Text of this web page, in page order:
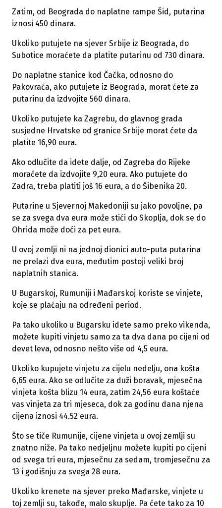
Zatim, od Beograda do naplatne rampe Šid, putarina
iznosi 450 dinara.
Ukoliko putujete na sjever Srbije iz Beograda, do
Subotice moraćete da platite putarinu od 730 dinara.
Do naplatne stanice kod Čačka, odnosno do
Pakovraća, ako putujete iz Beograda, morat ćete za
putarinu da izdvojite 560 dinara.
Ukoliko putujete ka Zagrebu, do glavnog grada
susjedne Hrvatske od granice Srbije morat ćete da
platite 16,90 eura.
Ako odlučite da idete dalje, od Zagreba do Rijeke
moraćete da izdvojite 9,20 eura. Ako putujete do
Zadra, treba platiti još 16 eura, a do Šibenika 20.
Putarine u Sjevernoj Makedoniji su jako povoljne, pa
se za svega dva eura može stići do Skoplja, dok se do
Ohrida može doći za pet eura.
U ovoj zemlji ni na jednoj dionici auto-puta putarina
ne prelazi dva eura, međutim postoji veliki broj
naplatnih stanica.
U Bugarskoj, Rumuniji i Mađarskoj koriste se vinjete,
koje se plaćaju na određeni period.
Pa tako ukoliko u Bugarsku idete samo preko vikenda,
možete kupiti vinjetu samo za ta dva dana po cijeni od
devet leva, odnosno nešto više od 4,5 eura.
Ukoliko kupujete vinjetu za cijelu nedelju, ona košta
6,65 eura. Ako se odlučite za duži boravak, mjesečna
vinjeta košta blizu 14 eura, zatim 24,56 eura koštaće
vas vinjeta za tri mjeseca, dok za godinu dana njena
cijena iznosi 44.52 eura.
Što se tiče Rumunije, cijene vinjeta u ovoj zemlji su
znatno niže. Pa tako nedjeljnu možete kupiti po cijeni
od svega tri eura, mjesečnu za sedam, tromjesečnu za
13 i godišnju za svega 28 eura.
Ukoliko krenete na sjever preko Mađarske, vinjete u
toj zemlji su, takođe, malo skuplje. Pa ćete tako za 10